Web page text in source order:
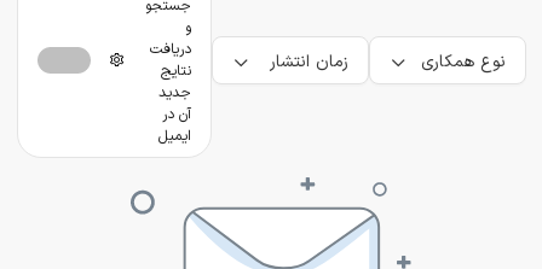
نوع همکاری زمان انتشار
جستجو
و
دریافت
نتایج
جدید
آن در
ایمیل